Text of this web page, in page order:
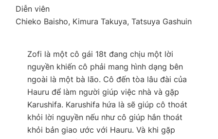
Diễn viên
Chieko Baisho, Kimura Takuya, Tatsuya Gashuin
Zofi là một cô gái 18t đang chịu một lời
nguyền khiến cô phải mang hình dạng bên
ngoài là một bà lão. Cô đến tòa lâu đài của
Hauru để làm người giúp việc nhà và gặp
Karushifa. Karushifa hứa là sẽ giúp cô thoát
khỏi lời nguyền nếu như cô giúp hắn thoát
khỏi bản giao ước với Hauru. Và khi gặp